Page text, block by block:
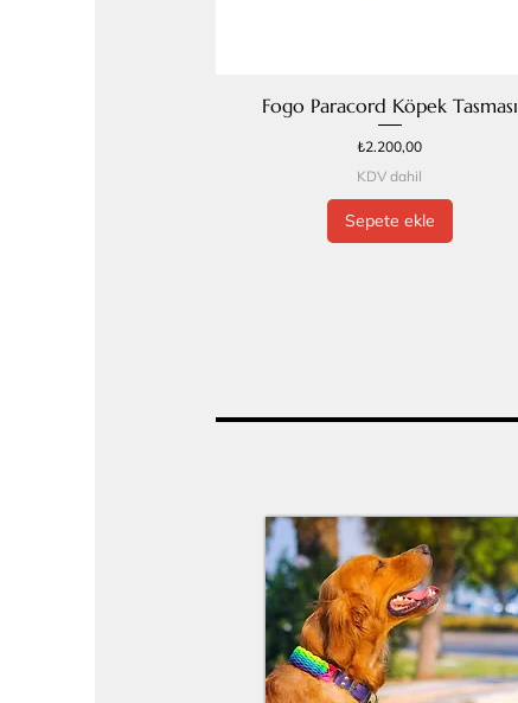
Fogo Paracord Köpek Tasması
Fiyat
₺2.200,00
KDV dahil
Sepete ekle